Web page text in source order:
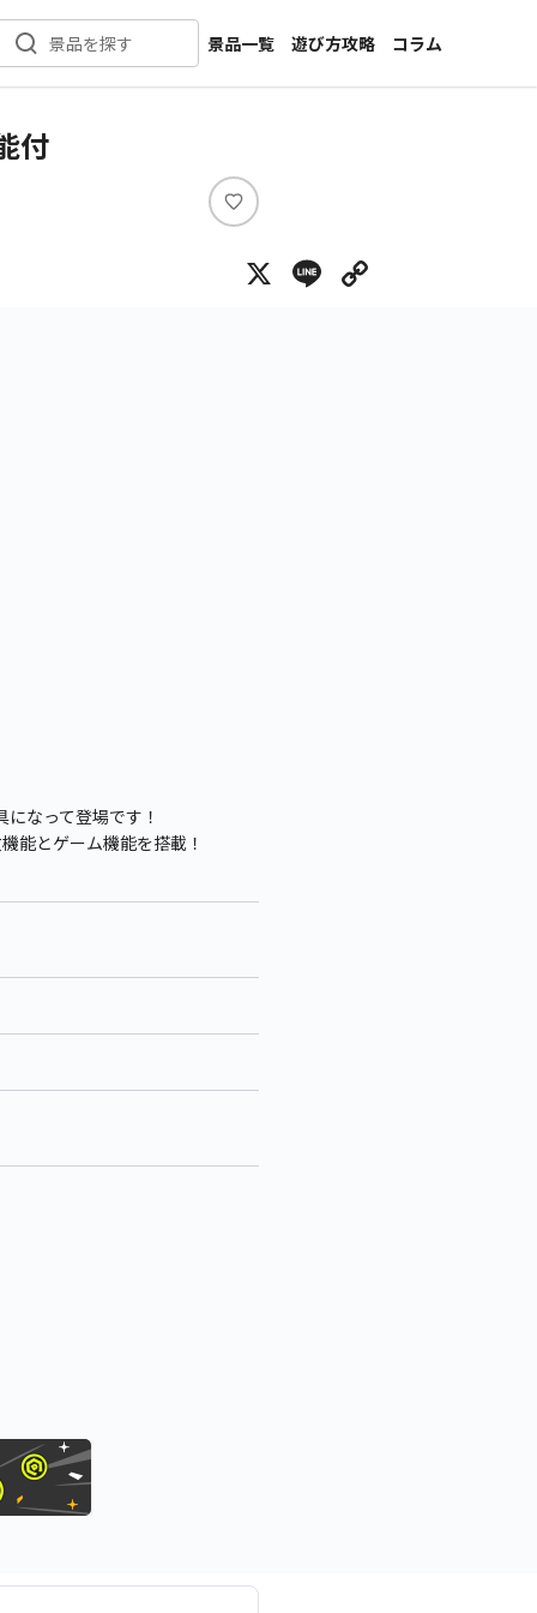
景品を探す
景品一覧
新着景品
メーカー一覧
遊び方攻略
コラム
インタビュー
付
い
ね
X Line
なって登場です！
能とゲーム機能を搭載！